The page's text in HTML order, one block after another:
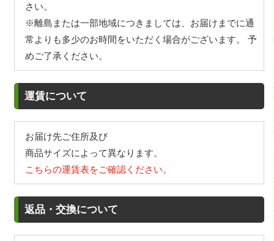
さい。
※離島または一部地域につきましては、お届けまでに通
常よりも多少のお時間をいただく場合がございます。 予
めご了承ください。
運賃について
お届け先ご住所及び
商品サイズによって異なります。
こちらの運賃表をご確認ください。
返品・交換について